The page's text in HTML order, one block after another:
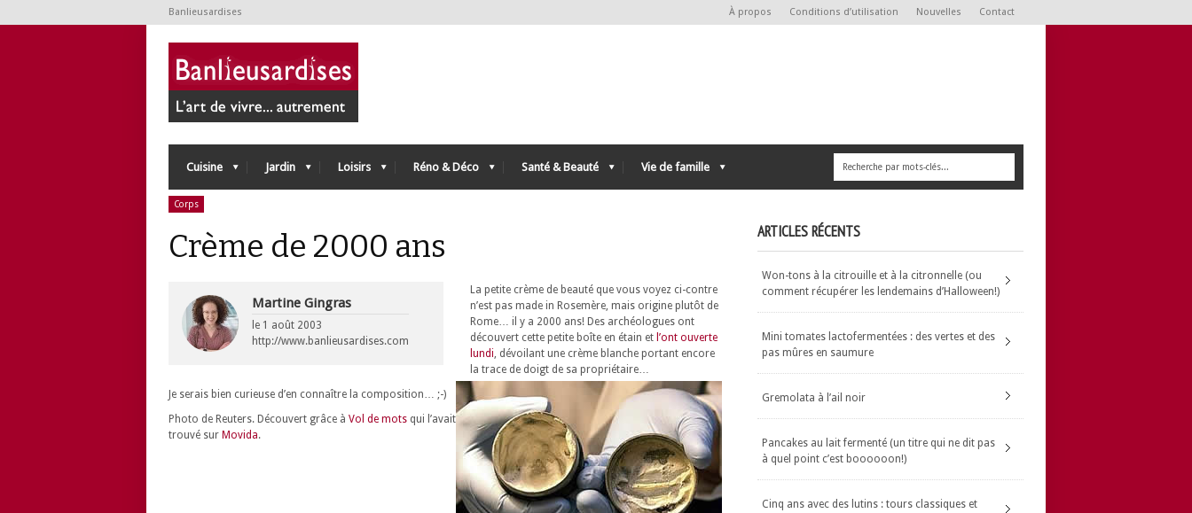
Banlieusardises À propos Conditions d’utilisation Nouvelles Contact
Cuisine Jardin Loisirs Réno & Déco Santé & Beauté Vie de famille
Corps
Crème de 2000 ans
Martine Gingras
le 1 août 2003
http://www.banlieusardises.com
La petite crème de beauté que vous voyez ci-contre
n’est pas made in Rosemère, mais origine plutôt de
Rome… il y a 2000 ans! Des archéologues ont
découvert cette petite boîte en étain et l’ont ouverte
lundi, dévoilant une crème blanche portant encore
la trace de doigt de sa propriétaire…
Je serais bien curieuse d’en connaître la composition… ;-)
Photo de Reuters. Découvert grâce à Vol de mots qui l’avait
trouvé sur Movida.
ARTICLES RÉCENTS
Won-tons à la citrouille et à la citronnelle (ou
comment récupérer les lendemains d’Halloween!)
Mini tomates lactofermentées : des vertes et des
pas mûres en saumure
Gremolata à l’ail noir
Pancakes au lait fermenté (un titre qui ne dit pas
à quel point c’est boooooon!)
Cinq ans avec des lutins : tours classiques et